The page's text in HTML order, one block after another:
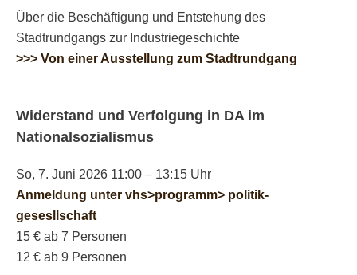
Über die Beschäftigung und Entstehung des
Stadtrundgangs zur Industriegeschichte
>>> Von einer Ausstellung zum Stadtrundgang
Widerstand und Verfolgung in DA im
Nationalsozialismus
So, 7. Juni 2026 11:00 – 13:15 Uhr
Anmeldung unter vhs>programm> politik-
gesesllschaft
15 € ab 7 Personen
12 € ab 9 Personen